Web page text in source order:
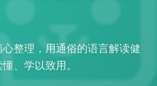
整理，用通俗的语言解读健
、学以致用。